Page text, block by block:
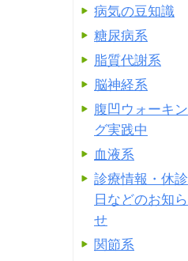
病気の豆知識
糖尿病系
脂質代謝系
脳神経系
腹凹ウォーキン
グ実践中
血液系
診療情報・休診
日などのお知ら
せ
関節系